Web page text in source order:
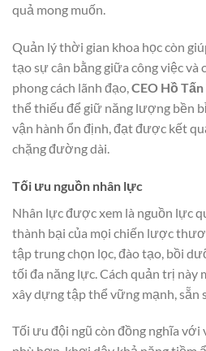
quả mong muốn.
Quản lý thời gian khoa học còn
tạo sự cân bằng giữa công việc và
phong cách lãnh đạo, CEO Hồ Tấn
thể thiếu để giữ năng lượng bền
vận hành ổn định, đạt được kết
chặng đường dài.
Tối ưu nguồn nhân lực
Nhân lực được xem là nguồn lực
thành bại của mọi chiến lược
tập trung chọn lọc, đào tạo, bồi
tối đa năng lực. Cách quản trị này
xây dựng tập thể vững mạnh, sẵn
Tối ưu đội ngũ còn đồng nghĩa với